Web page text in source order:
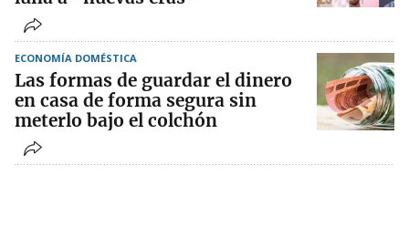
ECONOMÍA DOMÉSTICA
Las formas de guardar el dinero
en casa de forma segura sin
meterlo bajo el colchón